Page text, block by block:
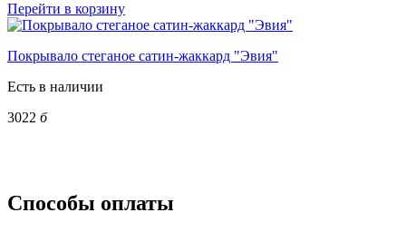
Перейти в корзину
Покрывало стеганое сатин-жаккард "Эвия"
Есть в наличии
3022 б
Способы оплаты